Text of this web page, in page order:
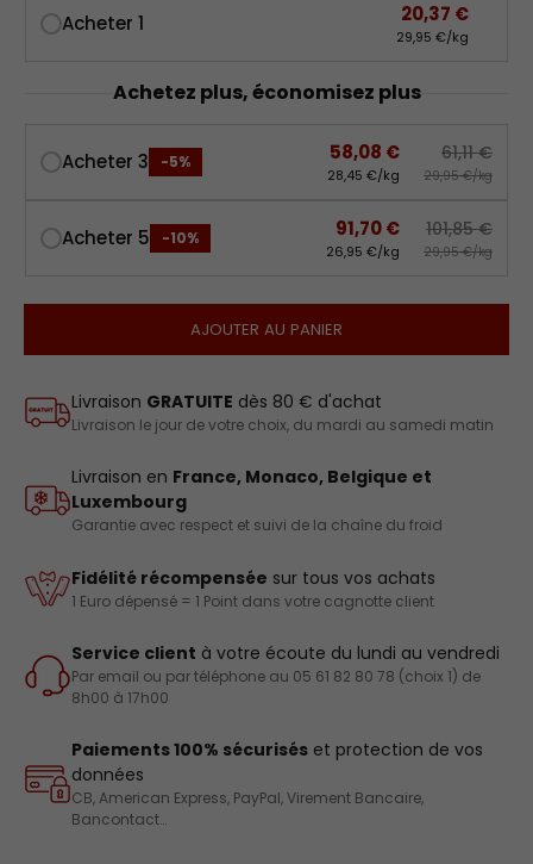
Acheter 1 20,37 €
29,95 €/kg
Achetez plus, économisez plus
Acheter 3 -5% 58,08 €
28,45 €/kg
61,11 €
29,95 €/kg
Acheter 5 -10% 91,70 €
26,95 €/kg
101,85 €
29,95 €/kg
AJOUTER AU PANIER
Livraison GRATUITE dès 80 € d'achat
Livraison le jour de votre choix, du mardi au samedi matin
Livraison en France, Monaco, Belgique et
Luxembourg
Garantie avec respect et suivi de la chaîne du froid
Fidélité récompensée sur tous vos achats
1 Euro dépensé = 1 Point dans votre cagnotte client
Service client à votre écoute du lundi au vendredi
Par email ou par téléphone au 05 61 82 80 78 (choix 1) de
8h00 à 17h00
Paiements 100% sécurisés et protection de vos
données
CB, American Express, PayPal, Virement Bancaire,
Bancontact…